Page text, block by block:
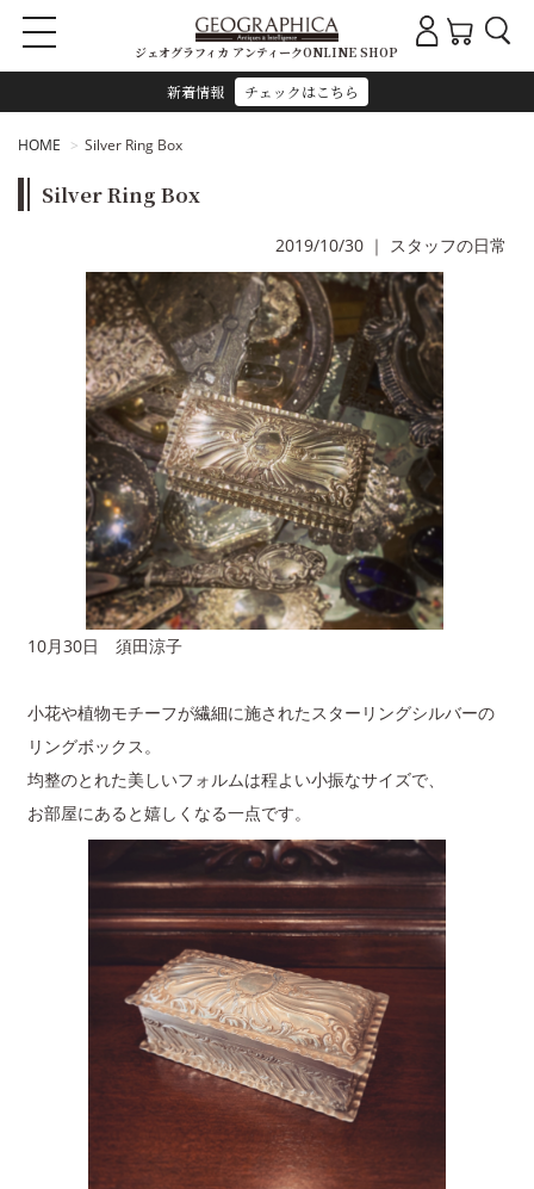
新着情報 チェックはこちら
ジェオグラフィカ アンティークONLINE SHOP
HOME Silver Ring Box
Silver Ring Box
2019/10/30 ｜ スタッフの日常
10月30日 須田涼子
小花や植物モチーフが繊細に施されたスターリングシルバーの
リングボックス。
均整のとれた美しいフォルムは程よい小振なサイズで、
お部屋にあると嬉しくなる一点です。